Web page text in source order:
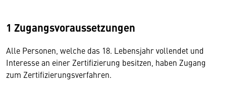
1 Zugangsvoraussetzungen
Alle Personen, welche das 18. Lebensjahr vollendet und
Interesse an einer Zertifizierung besitzen, haben Zugang
zum Zertifizierungsverfahren.